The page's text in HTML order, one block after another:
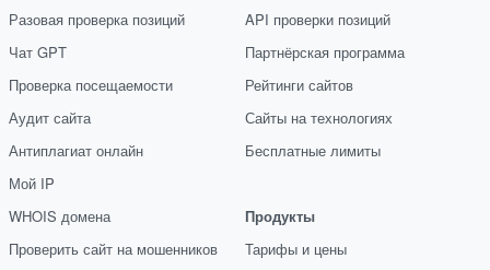
Разовая проверка позиций
Чат GPT
Проверка посещаемости
Аудит сайта
Антиплагиат онлайн
Мой IP
WHOIS домена
Проверить сайт на мошенников
API проверки позиций
Партнёрская программа
Рейтинги сайтов
Сайты на технологиях
Бесплатные лимиты
Продукты
Тарифы и цены